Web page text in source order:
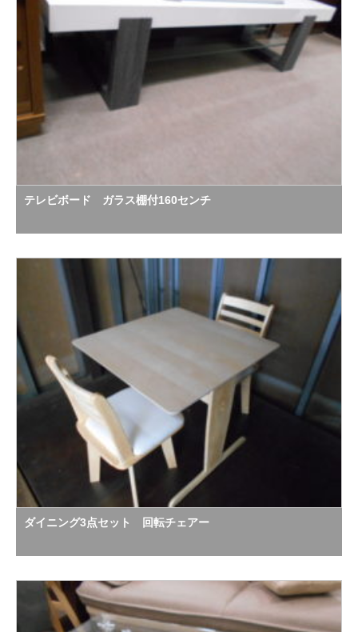
テレビボード ガラス棚付160センチ
ダイニング3点セット 回転チェアー